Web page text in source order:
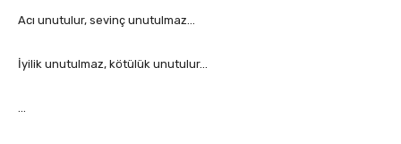
Acı unutulur, sevinç unutulmaz…
İyilik unutulmaz, kötülük unutulur…
…